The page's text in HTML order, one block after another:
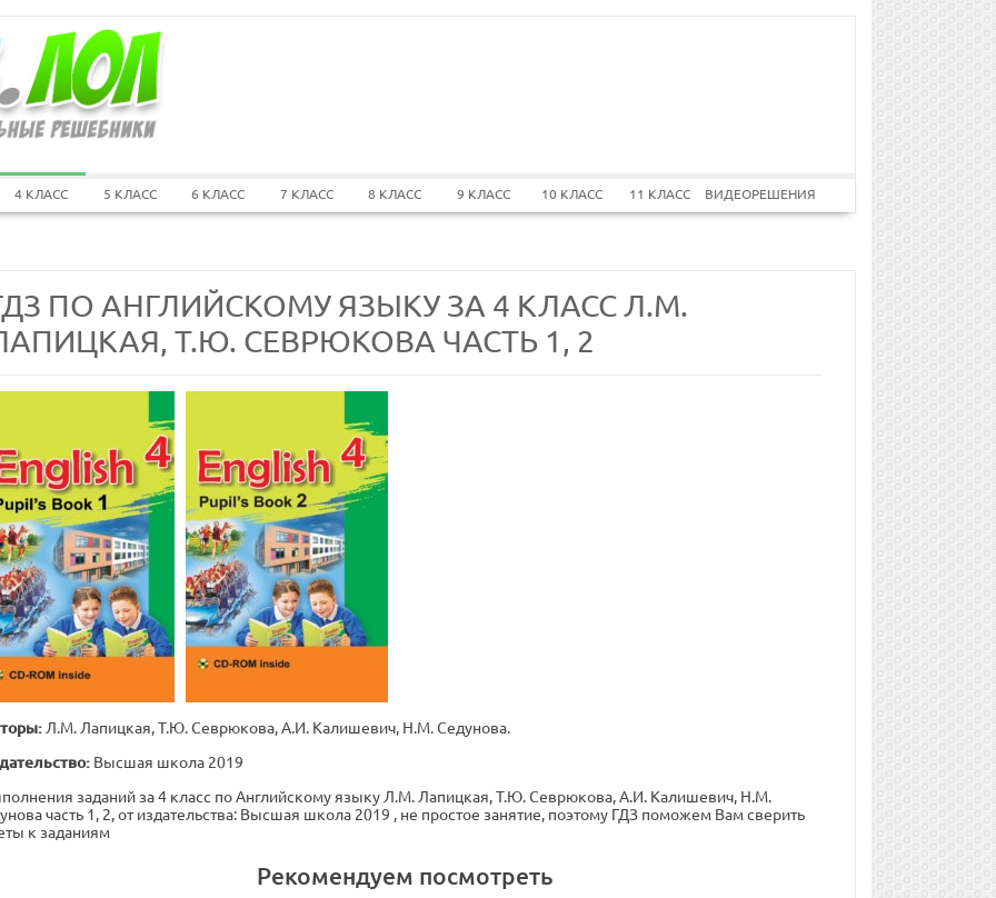
4 КЛАСС 5 КЛАСС 6 КЛАСС 7 КЛАСС 8 КЛАСС 9 КЛАСС 10 КЛАСС 11 КЛАСС ВИДЕОРЕШЕНИЯ
ПО АНГЛИЙСКОМУ ЯЗЫКУ ЗА 4 КЛАСС Л.М.
Т.Ю. СЕВРЮКОВА ЧАСТЬ 1, 2
Л.М. Лапицкая, Т.Ю. Севрюкова, А.И. Калишевич, Н.М. Седунова.
Высшая школа 2019
заданий за 4 класс по Английскому языку Л.М. Лапицкая, Т.Ю. Севрюкова, А.И. Калишевич, Н.М.
часть 1, 2, от издательства: Высшая школа 2019 , не простое занятие, поэтому ГДЗ поможем Вам сверить
к заданиям
Рекомендуем посмотреть